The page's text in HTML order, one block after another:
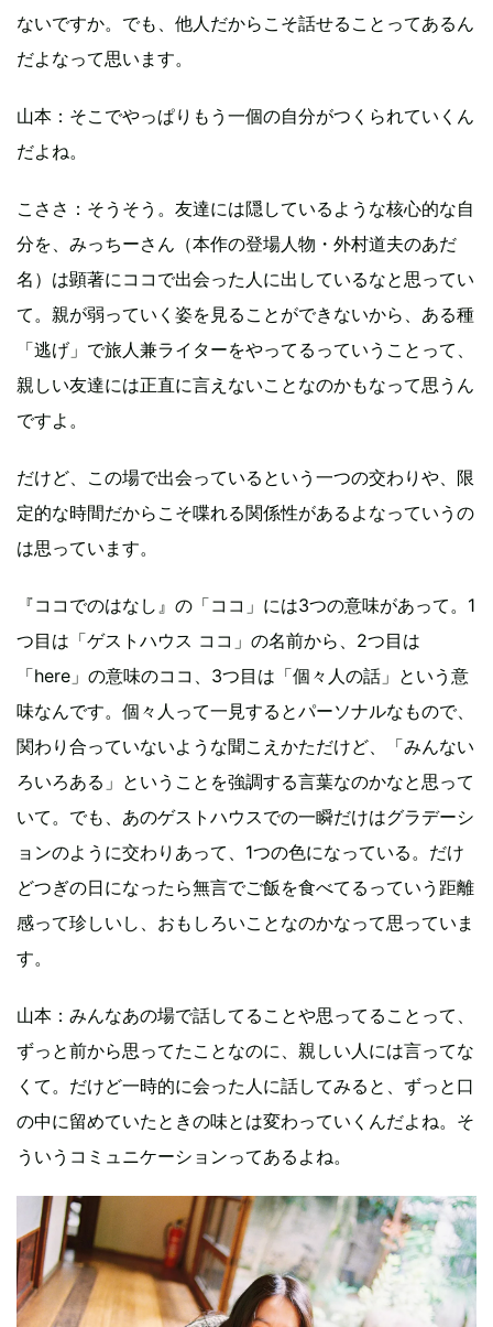
ないですか。でも、他人だからこそ話せることってあるん
だよなって思います。
山本：そこでやっぱりもう一個の自分がつくられていくん
だよね。
こささ：そうそう。友達には隠しているような核心的な自
分を、みっちーさん（本作の登場人物・外村道夫のあだ
名）は顕著にココで出会った人に出しているなと思ってい
て。親が弱っていく姿を見ることができないから、ある種
「逃げ」で旅人兼ライターをやってるっていうことって、
親しい友達には正直に言えないことなのかもなって思うん
ですよ。
だけど、この場で出会っているという一つの交わりや、限
定的な時間だからこそ喋れる関係性があるよなっていうの
は思っています。
『ココでのはなし』の「ココ」には3つの意味があって。1
つ目は「ゲストハウス ココ」の名前から、2つ目は
「here」の意味のココ、3つ目は「個々人の話」という意
味なんです。個々人って一見するとパーソナルなもので、
関わり合っていないような聞こえかただけど、「みんない
ろいろある」ということを強調する言葉なのかなと思って
いて。でも、あのゲストハウスでの一瞬だけはグラデーシ
ョンのように交わりあって、1つの色になっている。だけ
どつぎの日になったら無言でご飯を食べてるっていう距離
感って珍しいし、おもしろいことなのかなって思っていま
す。
山本：みんなあの場で話してることや思ってることって、
ずっと前から思ってたことなのに、親しい人には言ってな
くて。だけど一時的に会った人に話してみると、ずっと口
の中に留めていたときの味とは変わっていくんだよね。そ
ういうコミュニケーションってあるよね。